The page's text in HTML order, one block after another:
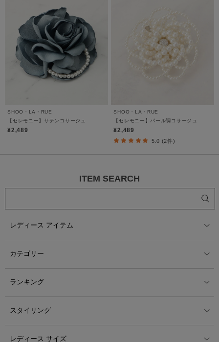
SHOO・LA・RUE
【セレモニー】サテンコサージュ
¥2,489
SHOO・LA・RUE
【セレモニー】パール調コサージュ
¥2,489
5.0 (2件)
ITEM SEARCH
レディース アイテム
カテゴリー
ランキング
スタイリング
レディース サイズ